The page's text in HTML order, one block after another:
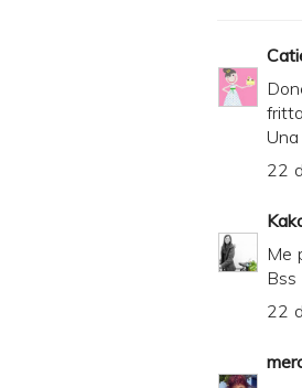
22
Me
Bss
22